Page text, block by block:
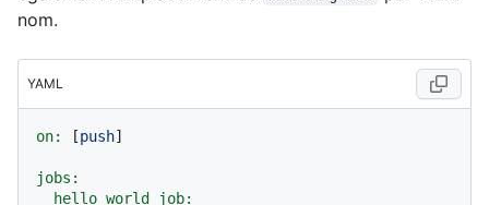
nom.
YAML
on: [push]
jobs:
hello_world_job: